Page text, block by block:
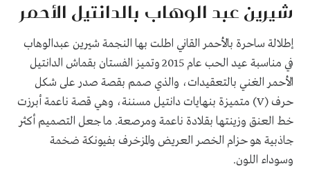
شيرين عبد الوهاب بالدانتيل الأحمر
إطلالة ساحرة بالأحمر القاني اطلت بها النجمة شيرين عبدالوهاب
في مناسبة عيد الحب عام 2015 وتميز الفستان بقماش الدانتيل
الأحمر الغني بالتعقيدات، والذي صمم بقصة صدر على شكل
حرف (V) متميزة بنهايات دانتيل مسننة، وهي قصة ناعمة أبرزت
خط العنق وزينتها بقلادة ناعمة ومرصعة. ما جعل التصميم أكثر
جاذبية هو حزام الخصر العريض والمزخرف بفيونكة ضخمة
وسوداء اللون.